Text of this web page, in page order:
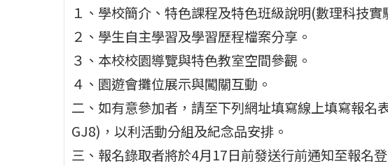
１、學校簡介、特色課程及特色班級說明(數理科技
２、學生自主學習及學習歷程檔案分享。
３、本校校園導覽與特色教室空間參觀。
４、園遊會攤位展示與闖關互動。
二、如有意參加者，請至下列網址填寫線上填寫報
GJ8)，以利活動分組及紀念品安排。
三、報名錄取者將於4月17日前發送行前通知至報名